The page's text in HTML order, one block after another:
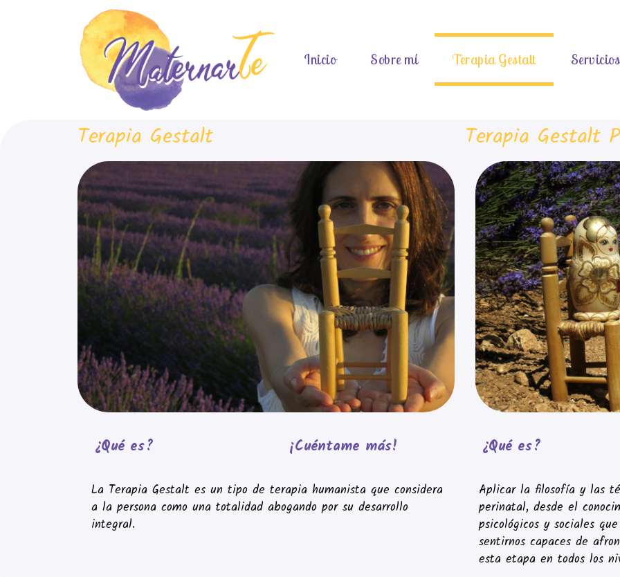
Inicio Sobre mí Terapia Gestalt Servicios
Terapia Gestalt
¿Qué es? ¡Cuéntame más!
La Terapia Gestalt es un tipo de terapia humanista que considera
a la persona como una totalidad abogando por su desarrollo
integral.
Terapia Gestalt
¿Qué es?
Aplicar la filosofía y las
perinatal, desde el
psicológicos y sociales
sentirnos capaces de
esta etapa en todos los